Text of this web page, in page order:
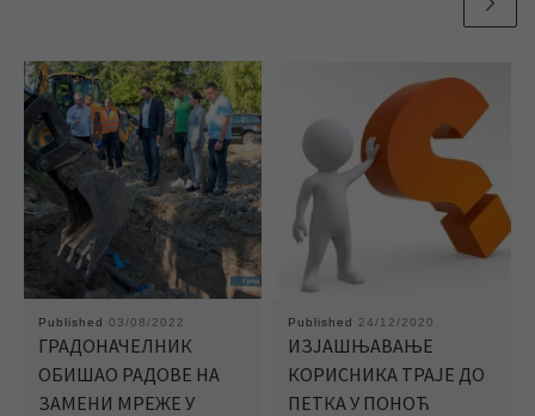
Published 03/08/2022
ГРАДОНАЧЕЛНИК
ОБИШАО РАДОВЕ НА
ЗАМЕНИ МРЕЖЕ У
Published 24/12/2020
ИЗЈАШЊАВАЊЕ
КОРИСНИКА ТРАЈЕ ДО
ПЕТКА У ПОНОЋ